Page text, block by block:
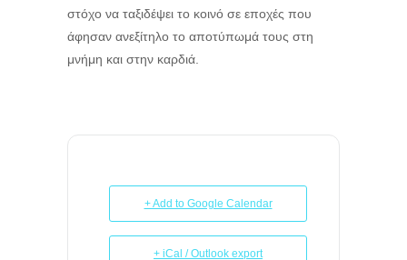
στόχο να ταξιδέψει το κοινό σε εποχές που
άφησαν ανεξίτηλο το αποτύπωμά τους στη
μνήμη και στην καρδιά.
+ Add to Google Calendar
+ iCal / Outlook export